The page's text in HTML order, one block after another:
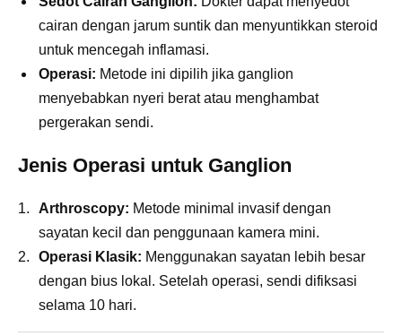
cairan dengan jarum suntik dan menyuntikkan steroid
untuk mencegah inflamasi.
Operasi: Metode ini dipilih jika ganglion
menyebabkan nyeri berat atau menghambat
pergerakan sendi.
Jenis Operasi untuk Ganglion
Arthroscopy: Metode minimal invasif dengan
sayatan kecil dan penggunaan kamera mini.
Operasi Klasik: Menggunakan sayatan lebih besar
dengan bius lokal. Setelah operasi, sendi difiksasi
selama 10 hari.